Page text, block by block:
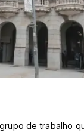
de trabalho